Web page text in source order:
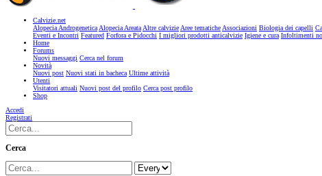
Calvizie.net
Alopecia AndrogeneticaAlopecia AreataAltre calvizieAree tematicheAssociazioni Biologia dei capelli
Eventi e Incontri Featured Forfora e Pidocchi I migliori prodotti anticalvizie Igiene e cura Infoltimenti
Home
Forums
Nuovi messaggi Cerca nel forum
Novità
Nuovi post Nuovi stati in bacheca Ultime attività
Utenti
Visitatori attuali Nuovi post del profilo Cerca post profilo
Shop
Accedi
Registrati
Cerca